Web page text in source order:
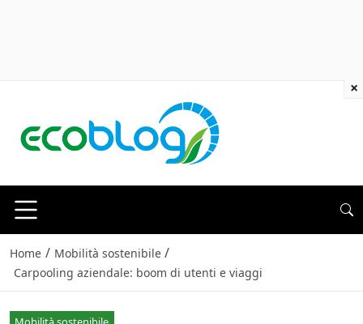
Home / Mobilità sostenibile /
Carpooling aziendale: boom di utenti e viaggi
×